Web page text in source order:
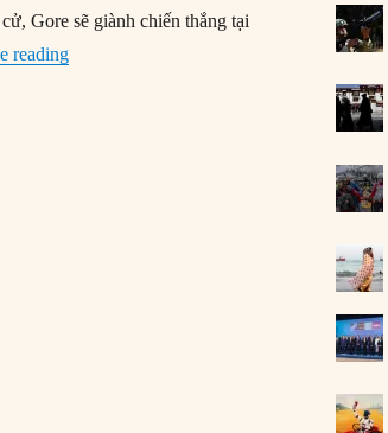
Gore sẽ giành chiến thắng tại
reading“Tác động của Đảng Xanh đến cuộc bầu
rủi
31/
30/